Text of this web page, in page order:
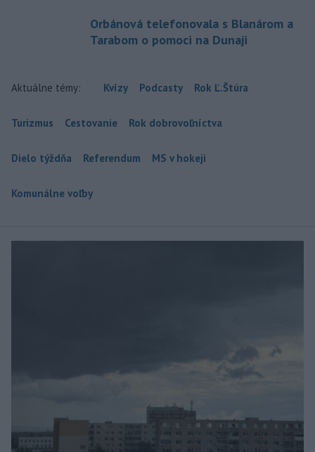
Orbánová telefonovala s Blanárom a
Tarabom o pomoci na Dunaji
Aktuálne témy: Kvízy Podcasty Rok Ľ.Štúra
Turizmus Cestovanie Rok dobrovoľníctva
Dielo týždňa Referendum MS v hokeji
Komunálne voľby